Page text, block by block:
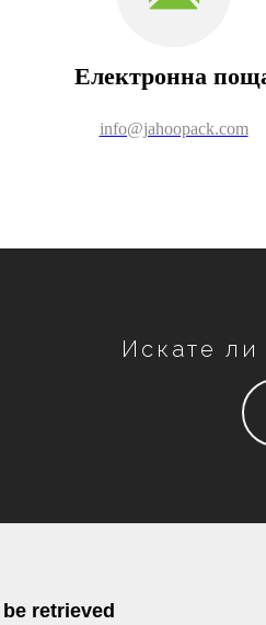
Електронна
info@jahoopack.com
Искате ли